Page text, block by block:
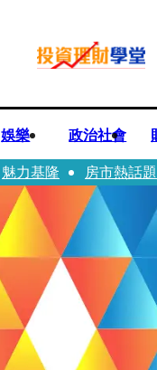
娛樂 政治社會
魅力基隆 房市熱話題